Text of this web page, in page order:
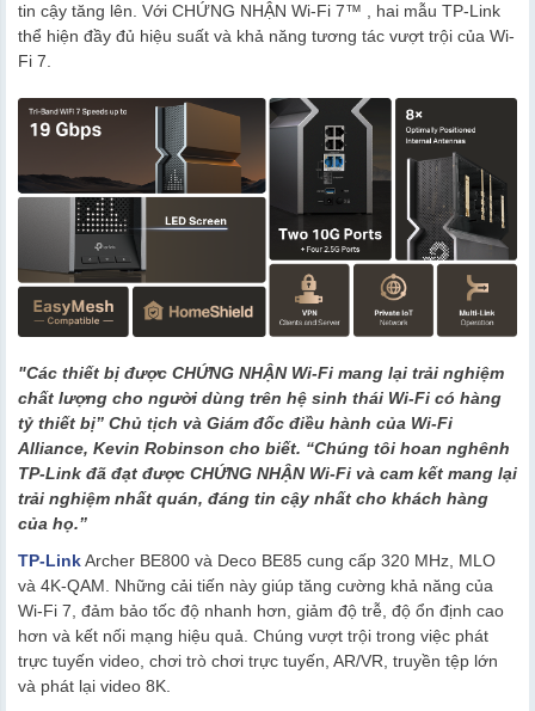
tin cậy tăng lên. Với CHỨNG NHẬN Wi-Fi 7™ , hai mẫu TP-Link
thể hiện đầy đủ hiệu suất và khả năng tương tác vượt trội của Wi-
Fi 7.
"Các thiết bị được CHỨNG NHẬN Wi-Fi mang lại trải nghiệm
chất lượng cho người dùng trên hệ sinh thái Wi-Fi có hàng
tỷ thiết bị” Chủ tịch và Giám đốc điều hành của Wi-Fi
Alliance, Kevin Robinson cho biết. “Chúng tôi hoan nghênh
TP-Link đã đạt được CHỨNG NHẬN Wi-Fi và cam kết mang lại
trải nghiệm nhất quán, đáng tin cậy nhất cho khách hàng
của họ.”
TP-LinkArcher BE800 và Deco BE85 cung cấp 320 MHz, MLO
và 4K-QAM. Những cải tiến này giúp tăng cường khả năng của
Wi-Fi 7, đảm bảo tốc độ nhanh hơn, giảm độ trễ, độ ổn định cao
hơn và kết nối mạng hiệu quả. Chúng vượt trội trong việc phát
trực tuyến video, chơi trò chơi trực tuyến, AR/VR, truyền tệp lớn
và phát lại video 8K.